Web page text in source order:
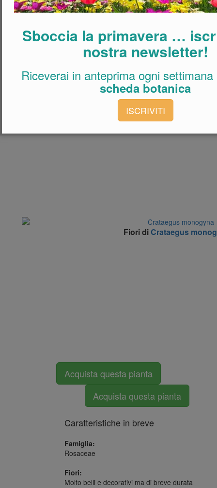
Fiori di Crataegus
Acquista questa pianta
Acquista questa pianta
Caratteristiche in breve
Famiglia:
Rosaceae
Fiori:
Molto belli e decorativi ma di breve durata
Sboccia la primavera …
nostra newsletter!
Riceverai in anteprima ogni
scheda botanica
ISCRIVITI